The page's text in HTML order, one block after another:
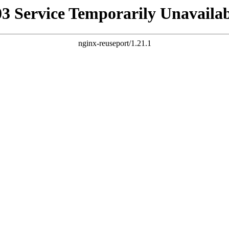
Service Temporarily
nginx-reuseport/1.21.1